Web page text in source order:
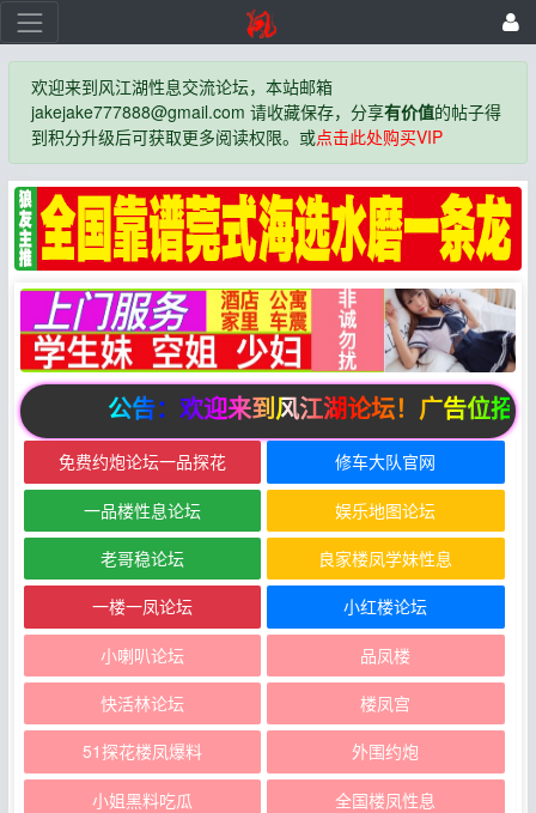
欢迎来到风江湖性息交流论坛，本站邮箱
jakejake777888@gmail.com 请收藏保存，分享有价值的帖子得
到积分升级后可获取更多阅读权限。或点击此处购买VIP
公告：欢迎来到风江湖论坛！广告位招商
免费约炮论坛一品探花 修车大队官网
一品楼性息论坛 娱乐地图论坛
老哥稳论坛 良家楼凤学妹性息
一楼一凤论坛 小红楼论坛
小喇叭论坛 品凤楼
快活林论坛 楼凤宫
51探花楼凤爆料 外围约炮
小姐黑料吃瓜 全国楼凤性息